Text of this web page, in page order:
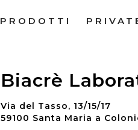
PRODOTTI
Biacrè
Via del Tasso, 13/15/17
59100 Santa Maria a